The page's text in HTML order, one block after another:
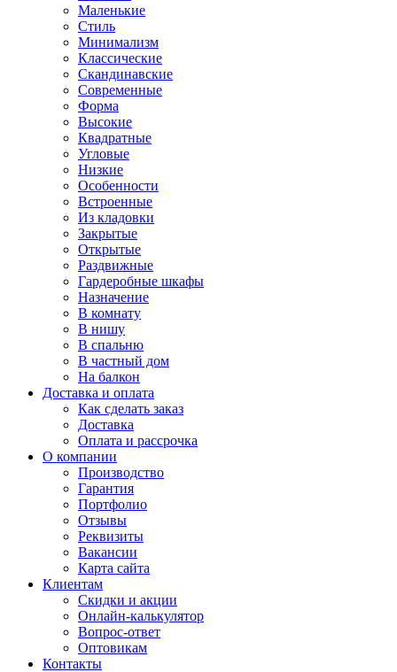
Маленькие
Стиль
Минимализм
Классические
Скандинавские
Современные
Форма
Высокие
Квадратные
Угловые
Низкие
Особенности
Встроенные
Из кладовки
Закрытые
Открытые
Раздвижные
Гардеробные шкафы
Назначение
В комнату
В нишу
В спальню
В частный дом
На балкон
Доставка и оплата
Как сделать заказ
Доставка
Оплата и рассрочка
О компании
Производство
Гарантия
Портфолио
Отзывы
Реквизиты
Вакансии
Карта сайта
Клиентам
Скидки и акции
Онлайн-калькулятор
Вопрос-ответ
Оптовикам
Контакты